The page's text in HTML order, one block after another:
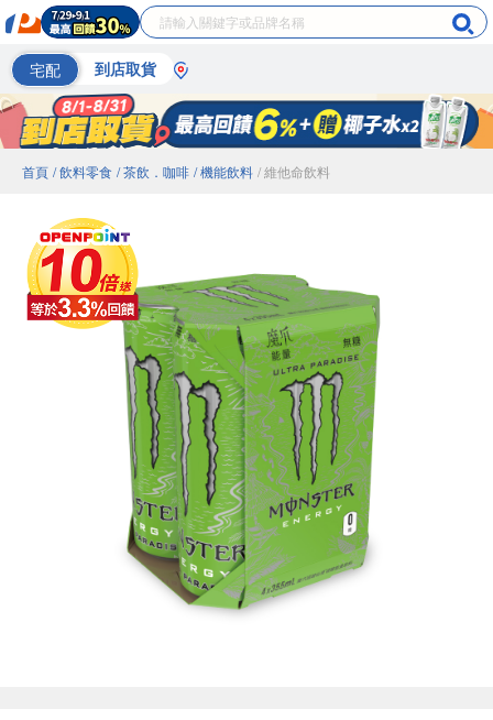
宅配 到店取貨
首頁 / 飲料零食 / 茶飲．咖啡 / 機能飲料 / 維他命飲料